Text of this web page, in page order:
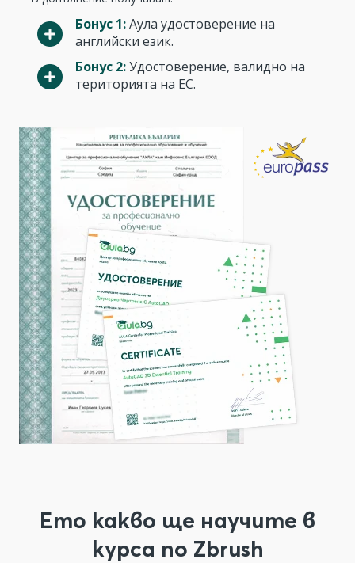
Бонус 1:Аула удостоверение на
английски език.
Бонус 2:Удостоверение, валидно на
територията на ЕС.
Ето какво ще научите в
курса по Zbrush